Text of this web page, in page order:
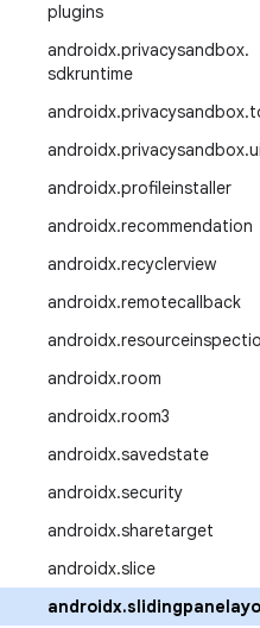
plugins
androidx.privacysandbox.
sdkruntime
androidx.privacysandbox.
androidx.privacysandbox.ui
androidx.profileinstaller
androidx.recommendation
androidx.recyclerview
androidx.remotecallback
androidx.
androidx.room
androidx.room3
androidx.savedstate
androidx.security
androidx.sharetarget
androidx.slice
androidx.